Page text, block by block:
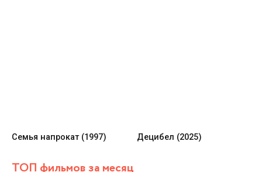
Семья напрокат (1997) Децибел (2025)
ТОП фильмов за месяц